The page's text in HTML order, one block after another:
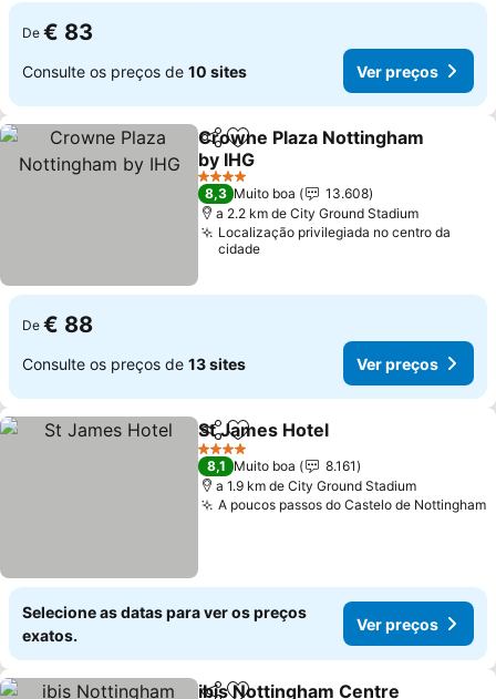
De € 83
Consulte os preços de 10 sites Ver preços
PartilharAdicionar aos favoritos
Crowne Plaza Nottingham
by IHG
4 Estrelas
8,3 Muito boa
13.608
a 2.2 km de City Ground Stadium
Localização privilegiada no centro da
cidade
De € 88
Consulte os preços de 13 sites Ver preços
PartilharAdicionar aos favoritos
St James Hotel
4 Estrelas
8,1 Muito boa
8.161
a 1.9 km de City Ground Stadium
A poucos passos do Castelo de Nottingham
Selecione as datas para ver os preços
exatos.
Ver preços
ibis Nottingham Centre